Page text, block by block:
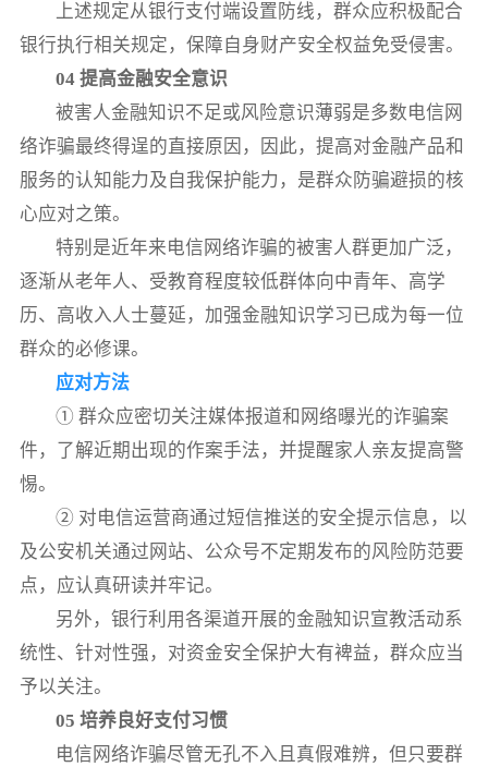
上述规定从银行支付端设置防线，群众应积极配合
银行执行相关规定，保障自身财产安全权益免受侵害。
04 提高金融安全意识
被害人金融知识不足或风险意识薄弱是多数电信网
络诈骗最终得逞的直接原因，因此，提高对金融产品和
服务的认知能力及自我保护能力，是群众防骗避损的核
心应对之策。
特别是近年来电信网络诈骗的被害人群更加广泛，
逐渐从老年人、受教育程度较低群体向中青年、高学
历、高收入人士蔓延，加强金融知识学习已成为每一位
群众的必修课。
应对方法
① 群众应密切关注媒体报道和网络曝光的诈骗案
件，了解近期出现的作案手法，并提醒家人亲友提高警
惕。
② 对电信运营商通过短信推送的安全提示信息，以
及公安机关通过网站、公众号不定期发布的风险防范要
点，应认真研读并牢记。
另外，银行利用各渠道开展的金融知识宣教活动系
统性、针对性强，对资金安全保护大有裨益，群众应当
予以关注。
05 培养良好支付习惯
电信网络诈骗尽管无孔不入且真假难辨，但只要群